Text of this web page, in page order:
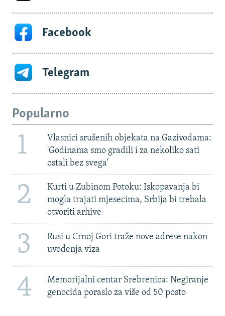
Facebook
Telegram
Popularno
1
Vlasnici srušenih objekata na Gazivodama:
'Godinama smo gradili i za nekoliko sati
ostali bez svega'
2
Kurti u Zubinom Potoku: Iskopavanja bi
mogla trajati mjesecima, Srbija bi trebala
otvoriti arhive
3
Rusi u Crnoj Gori traže nove adrese nakon
uvođenja viza
4
Memorijalni centar Srebrenica: Negiranje
genocida poraslo za više od 50 posto